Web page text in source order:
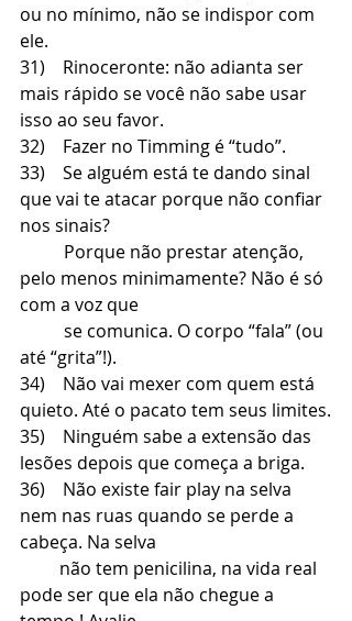
ou no mínimo, não se indispor com
ele.
31)    Rinoceronte: não adianta ser
mais rápido se você não sabe usar
isso ao seu favor.
32)    Fazer no Timming é “tudo”.
33)    Se alguém está te dando sinal
que vai te atacar porque não confiar
nos sinais?
pelo menos minimamente? Não é só
com a voz que
até “grita”!).
34)    Não vai mexer com quem está
quieto. Até o pacato tem seus limites.
35)    Ninguém sabe a extensão das
lesões depois que começa a briga.
36)    Não existe fair play na selva
nem nas ruas quando se perde a
cabeça. Na selva
pode ser que ela não chegue a